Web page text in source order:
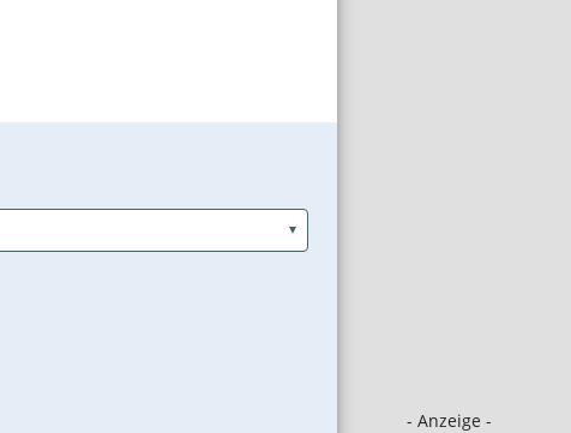
- Anzeige -